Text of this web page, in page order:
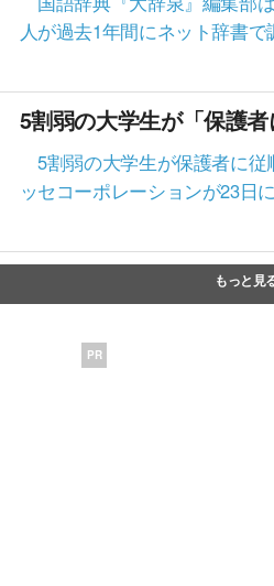
人が過去1年間にネット辞書
5割弱の大学生が「保護者
5割弱の大学生が保護者に従
ッセコーポレーションが23日
もっと見
PR